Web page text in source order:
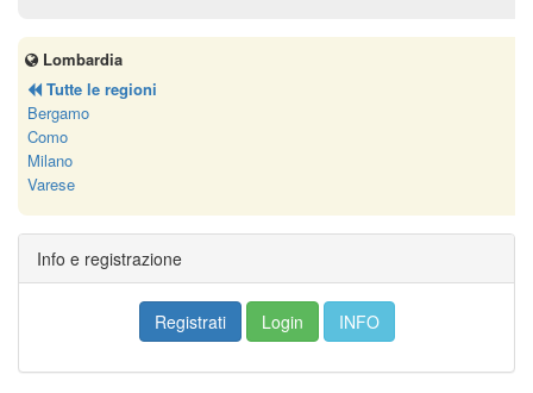
Lombardia
Tutte le regioni
Bergamo
Como
Milano
Varese
Info e registrazione
Registrati Login INFO